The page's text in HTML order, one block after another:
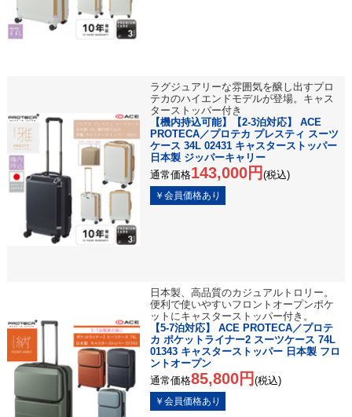
ラグジュアリーな雰囲気を醸し出すプロ
テカのハイエンドモデルが登場。キャス
ターストッパー付き
【機内持込可能】【2-3泊対応】 ACE
PROTECA／プロテカ プレスティ スーツ
ケース 34L 02431 キャスターストッパー
日本製 ジッパーキャリー
通常価格143,000円 (税込)
日本製、高品質のカジュアルトロリー。
便利で使いやすいフロントオープンポケ
ットにキャスターストッパー付き。
【5-7泊対応】 ACE PROTECA／プロテ
カ ポケットライナー2 スーツケース 74L
01343 キャスターストッパー 日本製 フロ
ントオープン
通常価格85,800円 (税込)